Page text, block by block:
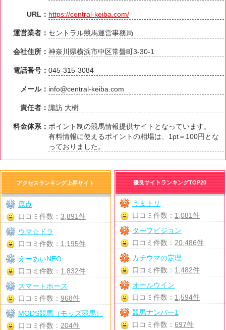
URL： https://central-keiba.com/
運営業者： セントラル競馬運営事務局
会社住所：神奈川県横浜市中区常盤町3-30-1
電話番号：045-315-3084
メール： info@central-keiba.com
責任者：諏訪 大樹
料金体系： ポイント制の競馬情報提供サイトとなっています。
有料情報に使えるポイントの相場は、1pt＝100円とな
っておりました。
優良サイトランキングTOP20
うまトリ
口コミ件数： 1,081件
ターフビジョン
口コミ件数： 20,486件
カチウマの定理
口コミ件数： 1,482件
オールウイン
口コミ件数： 1,594件
競馬ナンバー1
口コミ件数：697件
アクセスランキング上昇サイト
原点
口コミ件数： 3,891件
ウマ☆ドラ
口コミ件数： 1,195件
えーあいNEO
口コミ件数： 1,832件
スマートホース
口コミ件数： 968件
MODS競馬（モッズ競馬）
口コミ件数： 204件